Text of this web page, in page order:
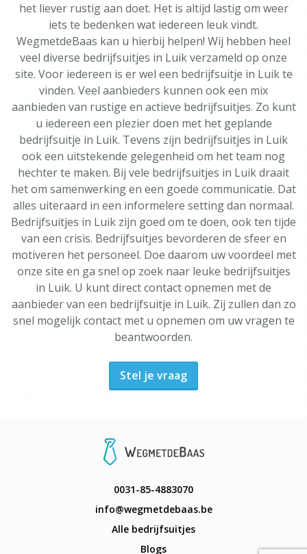
het liever rustig aan doet. Het is altijd lastig om weer
iets te bedenken wat iedereen leuk vindt.
WegmetdeBaas kan u hierbij helpen! Wij hebben heel
veel diverse bedrijfsuitjes in Luik verzameld op onze
site. Voor iedereen is er wel een bedrijfsuitje in Luik te
vinden. Veel aanbieders kunnen ook een mix
aanbieden van rustige en actieve bedrijfsuitjes. Zo kunt
u iedereen een plezier doen met het geplande
bedrijfsuitje in Luik. Tevens zijn bedrijfsuitjes in Luik
ook een uitstekende gelegenheid om het team nog
hechter te maken. Bij vele bedrijfsuitjes in Luik draait
het om samenwerking en een goede communicatie. Dat
alles uiteraard in een informelere setting dan normaal.
Bedrijfsuitjes in Luik zijn goed om te doen, ook ten tijde
van een crisis. Bedrijfsuitjes bevorderen de sfeer en
motiveren het personeel. Doe daarom uw voordeel met
onze site en ga snel op zoek naar leuke bedrijfsuitjes
in Luik. U kunt direct contact opnemen met de
aanbieder van een bedrijfsuitje in Luik. Zij zullen dan zo
snel mogelijk contact met u opnemen om uw vragen te
beantwoorden.
Stel je vraag
0031-85-4883070
info@wegmetdebaas.be
Alle bedrijfsuitjes
Blogs